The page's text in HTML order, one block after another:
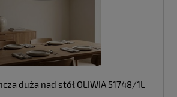
duża nad stół OLIWIA 51748/1L